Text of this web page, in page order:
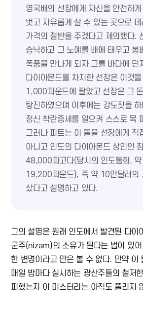
영국배의 선장에게 자신을 안전하
벗고 자유롭게 살 수 있는 곳으로
가격의 절반을 주겠다고 제의했다.
승낙하고 그 노예를 배에 태우고 봄
폭풍을 만나게 되자 그를 바다에 던
다이아몬드를 차지한 선장은 이것을
1,000파운드에 팔았고 선장은 그
탕진하였으며 이후에는 강도짓을
정신 착란증세를 일으켜 스스로 목
그러나 피트는 이 돌을 선장에게 직
아니고 인도의 다이아몬드 상인인
48,000파고다(당시의 인도통화, 약
19,200파운드), 즉 약 10만달러의
샀다고 설명하고 있다.
그의 설명은 원래 인도에서 발견된 다이
군주(nizam)의 소유가 된다는 법이 있
한 변명이라고 만은 볼 수 없다. 만약 이
매일 밤마다 실시하는 광산주들의 철저
피했는지 이 미스터리는 아직도 풀리지